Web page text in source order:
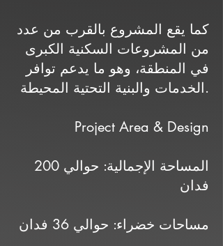
كما يقع المشروع بالقرب من عدد
من المشروعات السكنية الكبرى
في المنطقة، وهو ما يدعم توافر
الخدمات والبنية التحتية المحيطة.
Project Area & Design
المساحة الإجمالية: حوالي 200
فدان
مساحات خضراء: حوالي 36 فدان